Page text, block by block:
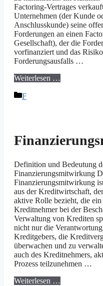
Factoring-Vertrages
Unternehmen (der Kunde
Anschlusskunde) seine
Forderungen an einen
Gesellschaft), der die
vorfinanziert und das
Forderungsausfalls …
Weiterlesen …
Kategorien
F
Definition und Bedeutung
Finanzierungsmitwirkung
Finanzierungsmitwirkung
aus der Kreditwirtschaft,
aktive Rolle bezieht, die ein
Kreditnehmer bei der
Verwaltung von Krediten
nicht nur die
Kreditgebers, die
überwachen und zu
auch des Kreditnehmers,
Prozess teilzunehmen …
Weiterlesen …